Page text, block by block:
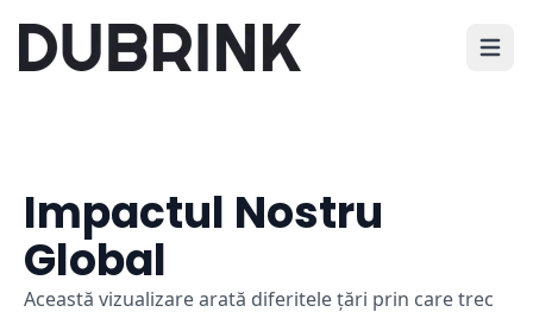
Impactul Nostru
Global
Această vizualizare arată diferitele țări prin care trec